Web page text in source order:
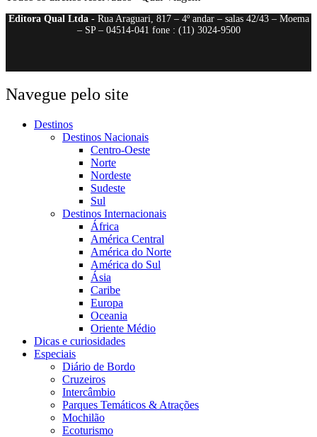
Editora Qual Ltda- Rua Araguari, 817 – 4º andar – salas 42/43 – Moema
– SP – 04514-041 fone : (11) 3024-9500
Navegue pelo site
Destinos
Destinos Nacionais
Centro-Oeste
Norte
Nordeste
Sudeste
Sul
Destinos Internacionais
África
América Central
América do Norte
América do Sul
Ásia
Caribe
Europa
Oceania
Oriente Médio
Dicas e curiosidades
Especiais
Diário de Bordo
Cruzeiros
Intercâmbio
Parques Temáticos & Atrações
Mochilão
Ecoturismo